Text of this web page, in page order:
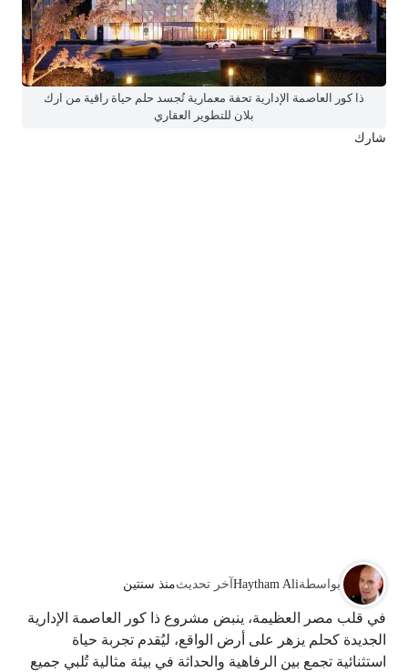
ذا كور العاصمة الإدارية تحفة معمارية تُجسد حلم حياة راقية من ارك
بلان للتطوير العقاري
شارك
بواسطةHaytham Aliآخر تحديثمنذ سنتين
في قلب مصر العظيمة، ينبض مشروع ذا كور العاصمة الإدارية
الجديدة كحلم يزهر على أرض الواقع، ليُقدم تجربة حياة
استثنائية تجمع بين الرفاهية والحداثة في بيئة مثالية تُلبي جميع